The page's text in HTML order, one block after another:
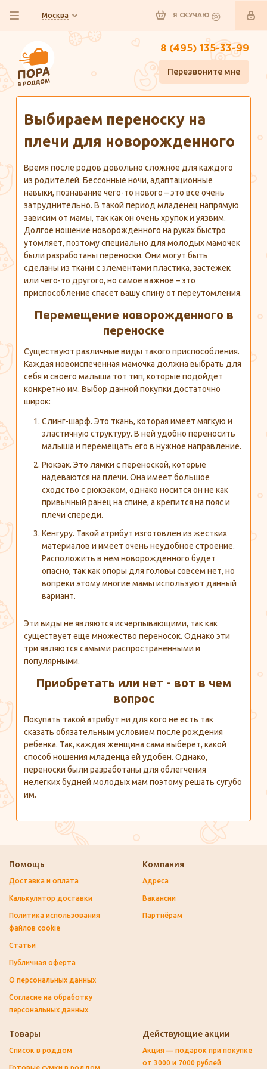
Москва Я СКУЧАЮ
8 (495) 135-33-99
Перезвоните мне
Выбираем переноску на
плечи для новорожденного
Время после родов довольно сложное для каждого
из родителей. Бессонные ночи, адаптационные
навыки, познавание чего-то нового – это все очень
затруднительно. В такой период младенец напрямую
зависим от мамы, так как он очень хрупок и уязвим.
Долгое ношение новорожденного на руках быстро
утомляет, поэтому специально для молодых мамочек
были разработаны переноски. Они могут быть
сделаны из ткани с элементами пластика, застежек
или чего-то другого, но самое важное – это
приспособление спасет вашу спину от переутомления.
Перемещение новорожденного в
переноске
Существуют различные виды такого приспособления.
Каждая новоиспеченная мамочка должна выбрать для
себя и своего малыша тот тип, которые подойдет
конкретно им. Выбор данной покупки достаточно
широк:
Слинг-шарф. Это ткань, которая имеет мягкую и
эластичную структуру. В ней удобно переносить
малыша и перемещать его в нужное направление.
Рюкзак. Это лямки с переноской, которые
надеваются на плечи. Она имеет большое
сходство с рюкзаком, однако носится он не как
привычный ранец на спине, а крепится на пояс и
плечи спереди.
Кенгуру. Такой атрибут изготовлен из жестких
материалов и имеет очень неудобное строение.
Расположить в нем новорожденного будет
опасно, так как опоры для головы совсем нет, но
вопреки этому многие мамы используют данный
вариант.
Эти виды не являются исчерпывающими, так как
существует еще множество переносок. Однако эти
три являются самыми распространенными и
популярными.
Приобретать или нет - вот в чем
вопрос
Покупать такой атрибут ни для кого не есть так
сказать обязательным условием после рождения
ребенка. Так, каждая женщина сама выберет, какой
способ ношения младенца ей удобен. Однако,
переноски были разработаны для облегчения
нелегких будней молодых мам поэтому решать сугубо
им.
Помощь
Доставка и оплата
Калькулятор доставки
Политика использования
файлов cookie
Статьи
Публичная оферта
О персональных данных
Согласие на обработку
персональных данных
Компания
Адреса
Вакансии
Партнёрам
Товары
Список в роддом
Готовые сумки в роддом
Действующие акции
Акция — подарок при покупке
от 3000 и 7000 рублей